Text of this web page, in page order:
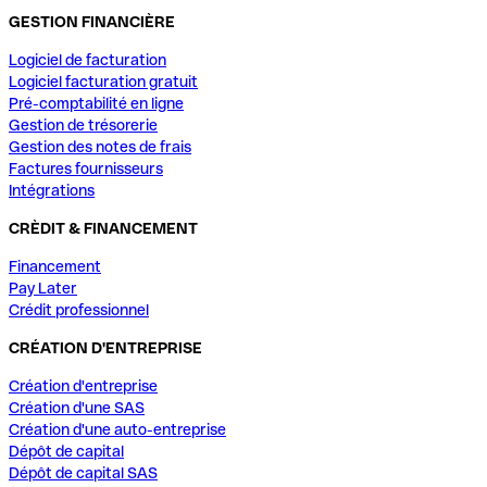
GESTION FINANCIÈRE
Logiciel de facturation
Logiciel facturation gratuit
Pré-comptabilité en ligne
Gestion de trésorerie
Gestion des notes de frais
Factures fournisseurs
Intégrations
CRÈDIT & FINANCEMENT
Financement
Pay Later
Crédit professionnel
CRÉATION D'ENTREPRISE
Création d'entreprise
Création d'une SAS
Création d'une auto-entreprise
Dépôt de capital
Dépôt de capital SAS